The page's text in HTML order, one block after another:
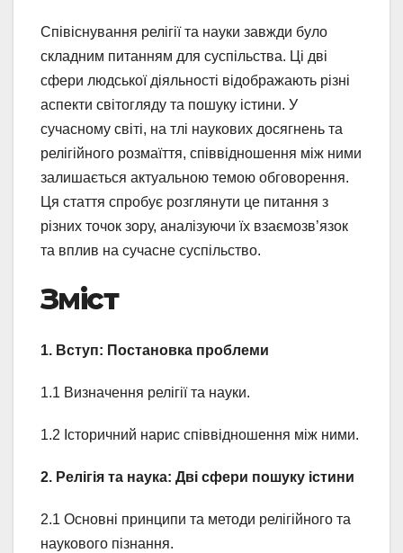
Співіснування релігії та науки завжди було
складним питанням для суспільства. Ці дві
сфери людської діяльності відображають різні
аспекти світогляду та пошуку істини. У
сучасному світі, на тлі наукових досягнень та
релігійного розмаїття, співвідношення між ними
залишається актуальною темою обговорення.
Ця стаття спробує розглянути це питання з
різних точок зору, аналізуючи їх взаємозв’язок
та вплив на сучасне суспільство.
Зміст
1. Вступ: Постановка проблеми
1.1 Визначення релігії та науки.
1.2 Історичний нарис співвідношення між ними.
2. Релігія та наука: Дві сфери пошуку істини
2.1 Основні принципи та методи релігійного та
наукового пізнання.